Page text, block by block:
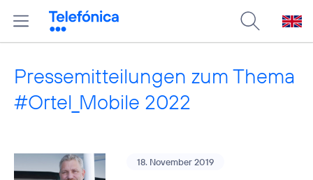
Pressemitteilungen zum Thema
#Ortel_Mobile 2022
18. November 2019